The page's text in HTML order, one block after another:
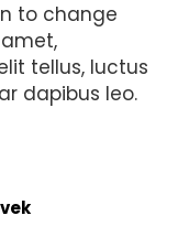
to change
tellus, luctus
dapibus leo.